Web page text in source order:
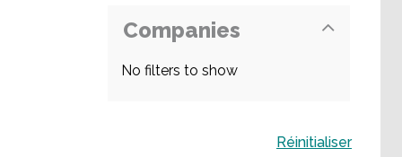
Companies
No filters to show
Réinitialiser